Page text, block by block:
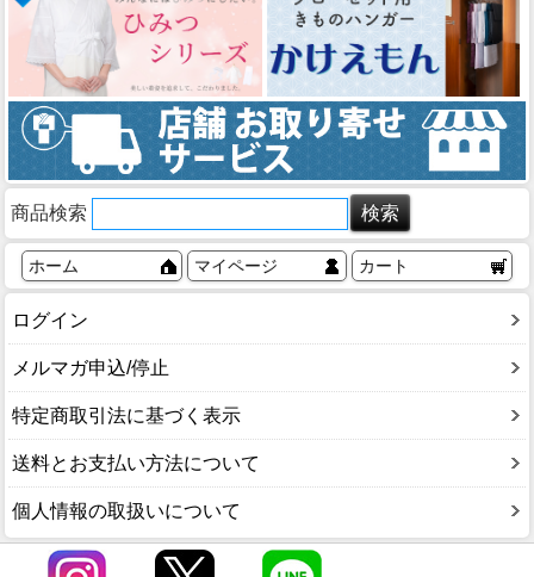
商品検索
ホーム マイページ カート
ログイン
メルマガ申込/停止
特定商取引法に基づく表示
送料とお支払い方法について
個人情報の取扱いについて